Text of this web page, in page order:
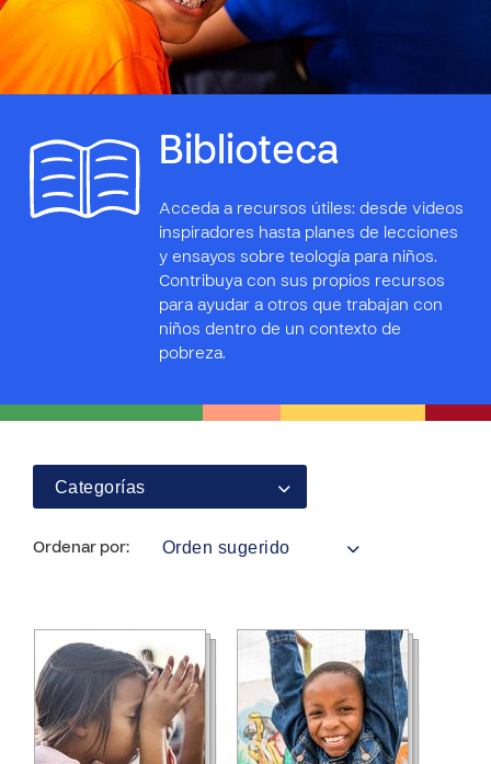
Biblioteca
Acceda a recursos útiles: desde videos
inspiradores hasta planes de lecciones
y ensayos sobre teología para niños.
Contribuya con sus propios recursos
para ayudar a otros que trabajan con
niños dentro de un contexto de
pobreza.
Categorías
Ordenar por: Orden sugerido